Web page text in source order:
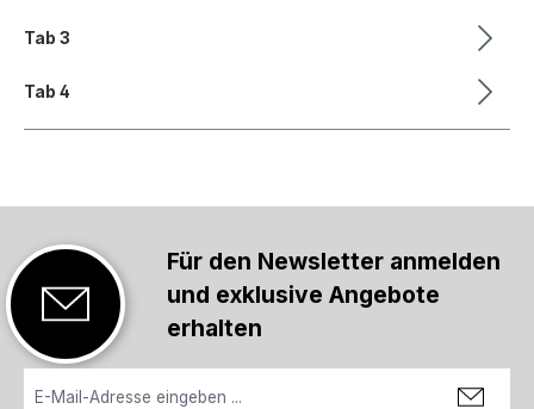
Tab 3
Tab 4
Für den Newsletter anmelden
und exklusive Angebote
erhalten